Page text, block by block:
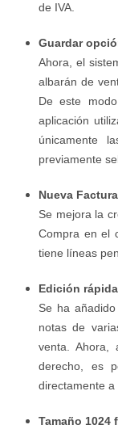
de IVA.
Guardar
Ahora, el
albarán de
De este
aplicación
únicamente
previamente
Nueva
Se mejora la
Compra en el
tiene líneas
Edición
Se ha
notas de
venta. Ahora,
derecho, es
directamente a
Tamaño 1024